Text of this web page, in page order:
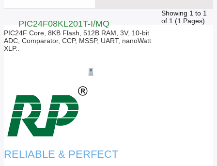
PIC24F08KL201T-I/MQ
PIC24F Core, 8KB Flash, 512B RAM, 3V, 10-bit
ADC, Comparator, CCP, MSSP, UART, nanoWatt
XLP..
Showing 1 to 1
of 1 (1 Pages)
RELIABLE & PERFECT